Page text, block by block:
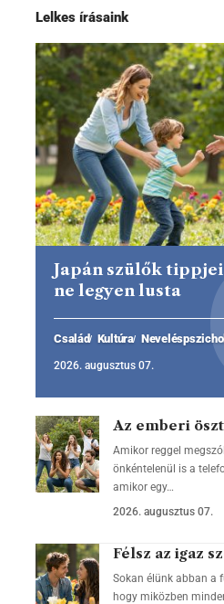
Lelkes írásaink
Japán szülők
ne legyen lusta
Család Kultúra
2026. augusztus 07.
Az emberi
Amikor reggel
önkéntelenül is a
amikor egy…
2026. augusztus 07.
Félsz az igaz
Sokan élünk abban a
hogy miközben